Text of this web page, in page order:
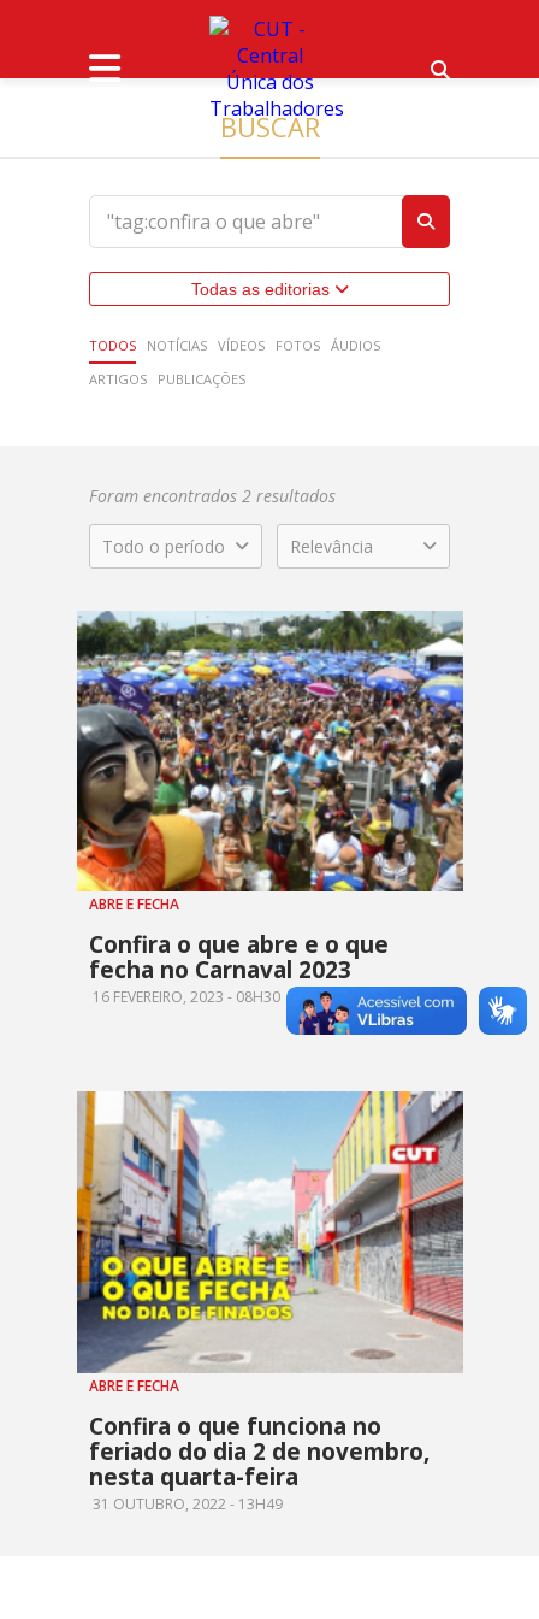
BUSCAR
Todas as editorias
TODOS NOTÍCIAS VÍDEOS FOTOS ÁUDIOS
ARTIGOS
PUBLICAÇÕES
Foram encontrados 2 resultados
Todo o período Relevância
ABRE E FECHA
Confira o que abre e o que
fecha no Carnaval 2023
16 FEVEREIRO, 2023 - 08H30
ABRE E FECHA
Confira o que funciona no
feriado do dia 2 de novembro,
nesta quarta-feira
31 OUTUBRO, 2022 - 13H49